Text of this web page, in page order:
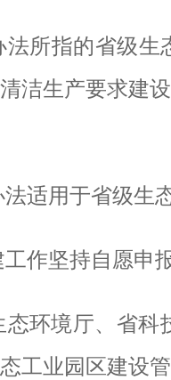
法所指的省级生
洁生产要求建
法适用于省级生
工作坚持自愿申
态环境厅、省
工业园区建设